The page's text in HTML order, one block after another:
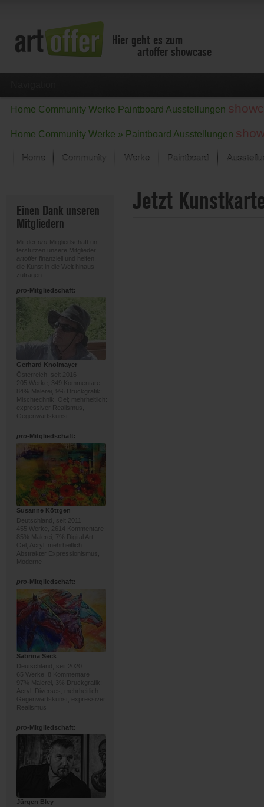
Hier geht es zum
artoffer showcase
Home Community Werke Paintboard Ausstellungen
Home Community Werke » Paintboard Ausstellungen
Home Community Werke
Der letzte Monat im Fokus
Alle Fokus-Werke
Paintboard
Einen Dank unseren
Mitgliedern
Mit der pro
-Mitgliedschaft un-
terstützen unsere Mitglieder
artoffer finanziell und helfen,
die Kunst in die Welt hinaus-
zutragen.
pro-Mitgliedschaft:
Gerhard Knolmayer
Österreich, seit 2016
205 Werke, 349 Kommentare
84% Malerei, 9% Druckgrafik;
Mischtechnik, Oel; mehrheitlich:
expressiver Realismus,
Gegenwartskunst
pro-Mitgliedschaft:
Susanne Köttgen
Deutschland, seit 2011
455 Werke, 2614 Kommentare
85% Malerei, 7% Digital Art;
Oel, Acryl; mehrheitlich:
Abstrakter Expressionismus,
Moderne
pro-Mitgliedschaft:
Sabrina Seck
Deutschland, seit 2020
65 Werke, 8 Kommentare
97% Malerei, 3% Druckgrafik;
Acryl, Diverses; mehrheitlich:
Gegenwartskunst, expressiver
Realismus
pro-Mitgliedschaft:
Jürgen Bley
Jetzt